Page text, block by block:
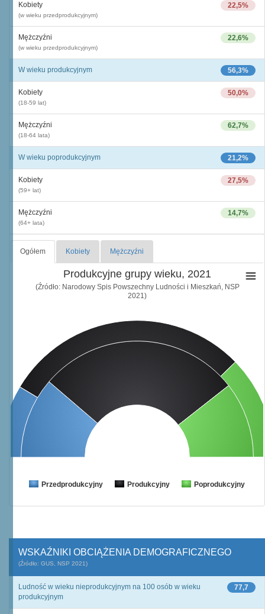
22,5%
Kobiety
(w wieku przedprodukcyjnym)
22,6%
Mężczyźni
(w wieku przedprodukcyjnym)
56,3%
W wieku produkcyjnym
50,0%
Kobiety
(18-59 lat)
62,7%
Mężczyźni
(18-64 lata)
21,2%
W wieku poprodukcyjnym
27,5%
Kobiety
(59+ lat)
14,7%
Mężczyźni
(64+ lata)
Ogółem Kobiety Mężczyźni
Produkcyjne grupy wieku, 2021
(Źródło: Narodowy Spis Powszechny Ludności i Mieszkań, NSP
2021)
Przedprodukcyjny Produkcyjny Poprodukcyjny
WSKAŹNIKI OBCIĄŻENIA DEMOGRAFICZNEGO
(Źródło: GUS, NSP 2021)
77,7
Ludność w wieku nieprodukcyjnym na 100 osób w wieku
produkcyjnym